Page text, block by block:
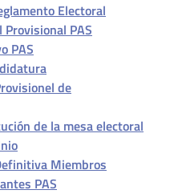
Electoral
Provisional PAS
PAS
de
de la mesa electoral
Miembros
PAS